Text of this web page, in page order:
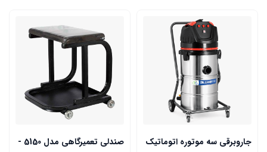
جاروبرقی سه موتوره اتوماتیک
صندلی تعمیرگاهی مدل 5150 -